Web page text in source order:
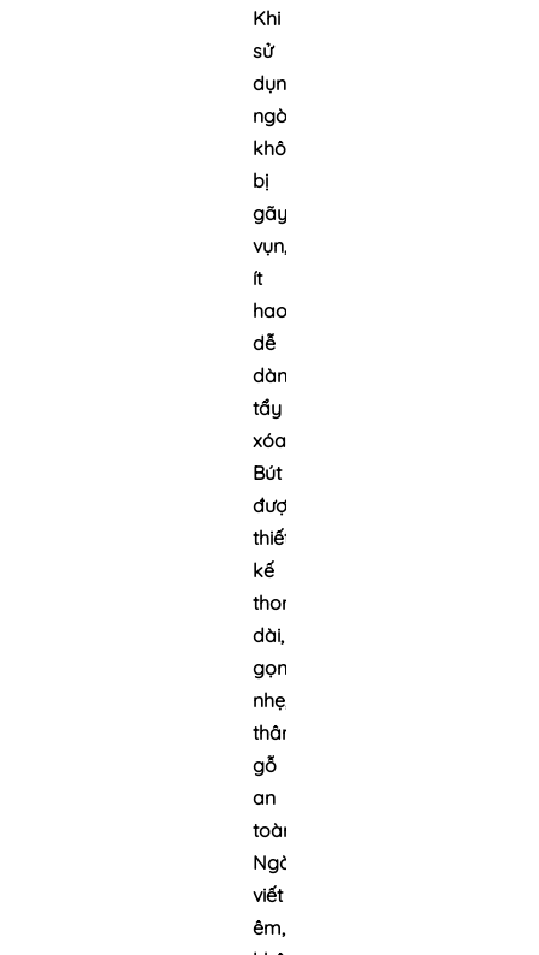
Khi
sử
dụng,
ngòi
không
bị
gãy
vụn,
ít
hao,
dễ
dàng
tẩy
xóa
Bút
được
thiết
kế
thon
dài,
gọn
nhẹ,
thân
gỗ
an
toàn
Ngòi
viết
êm,